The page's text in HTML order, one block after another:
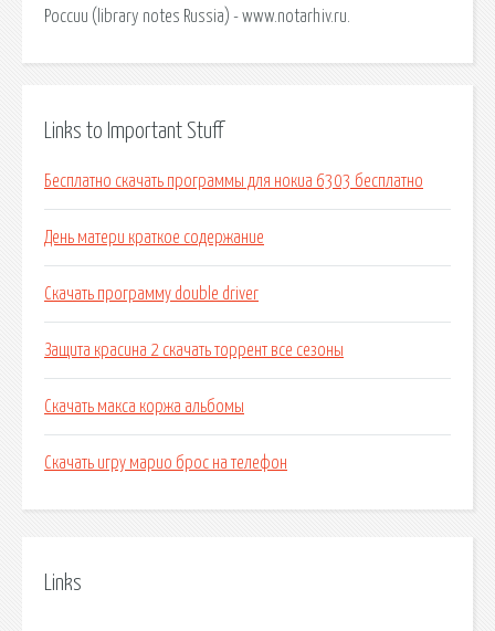
России (library notes Russia) - www.notarhiv.ru.
Links to Important Stuff
Бесплатно скачать программы для нокиа 6303 бесплатно
День матери краткое содержание
Скачать программу double driver
Защита красина 2 скачать торрент все сезоны
Скачать макса коржа альбомы
Скачать игру марио брос на телефон
Links